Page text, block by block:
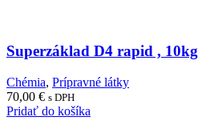
Superzáklad D4 rapid , 10kg
Chémia, Prípravné látky
70,00 € s DPH
Pridať do košíka